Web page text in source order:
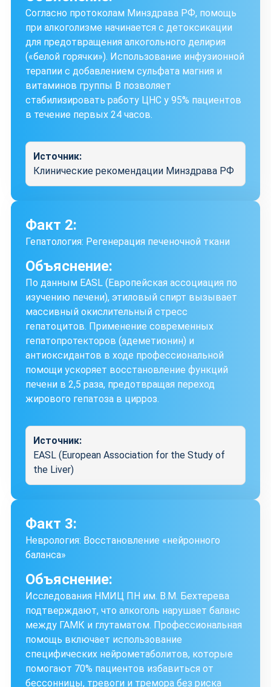
Согласно протоколам Минздрава РФ, помощь
при алкоголизме начинается с детоксикации
для предотвращения алкогольного делирия
(«белой горячки»). Использование инфузионной
терапии с добавлением сульфата магния и
витаминов группы B позволяет
стабилизировать работу ЦНС у 95% пациентов
в течение первых 24 часов.
Источник:
Клинические рекомендации Минздрава РФ
Факт 2:
Гепатология: Регенерация печеночной ткани
Объяснение:
По данным EASL (Европейская ассоциация по
изучению печени), этиловый спирт вызывает
массивный окислительный стресс
гепатоцитов. Применение современных
гепатопротекторов (адеметионин) и
антиоксидантов в ходе профессиональной
помощи ускоряет восстановление функций
печени в 2,5 раза, предотвращая переход
жирового гепатоза в цирроз.
Источник:
EASL (European Association for the Study of
the Liver)
Факт 3:
Неврология: Восстановление «нейронного
баланса»
Объяснение:
Исследования НМИЦ ПН им. В.М. Бехтерева
подтверждают, что алкоголь нарушает баланс
между ГАМК и глутаматом. Профессиональная
помощь включает использование
специфических нейрометаболитов, которые
помогают 70% пациентов избавиться от
бессонницы, тревоги и тремора без риска